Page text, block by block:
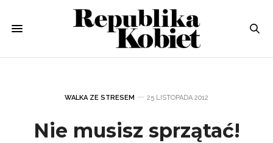
WALKA ZE STRESEM 25 LISTOPADA 2012
Nie musisz sprzątać!